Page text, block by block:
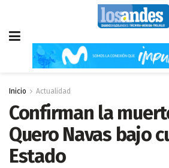
Inicio Actualidad
Confirman la
Quero Navas bajo
Estado